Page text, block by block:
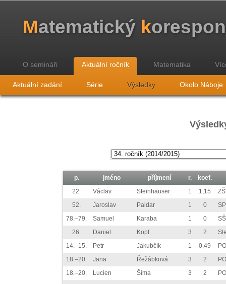
Matematický k
O semináři Aktuální ročník Matematika
Aktuální zadání Série Výsledky Okolo Náboje
p. jméno příjmení r.
koef.
22.
Václav Steinhauser 1 1,15
52.
Jaroslav Paidar 1 0
78.–79.
Samuel Karaba 1 0
26.
Daniel Kopf 3 2
14.–15.
Petr Jakubčík 1 0,49
18.–20.
Jana Řežábková 3 2
18.–20.
Lucien Šíma 3 2